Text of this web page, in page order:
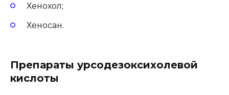
Хенохол;
Хеносан.
Препараты урсодезоксихолевой
кислоты